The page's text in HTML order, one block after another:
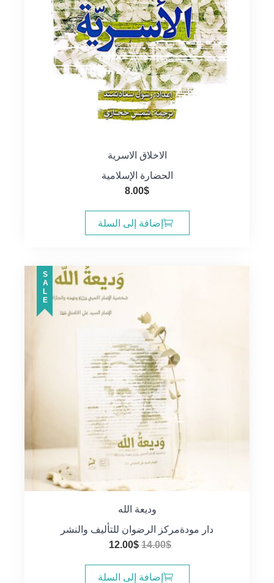
الاخلاق الاسرية
الحضارة الإسلامية
8.00$
إضافة إلى السلة
SALE
وديعة الله
دار مودةمركز الرضوان للتأليف والنشر
14.00$
السعر
هو:
12.00$
هو:إضافة إلى السلة